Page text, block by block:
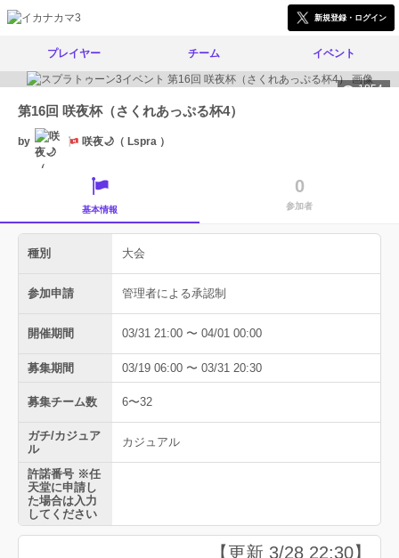
新規登録・ログイン
プレイヤー チーム イベント
1854
第16回 咲夜杯（さくれあっぷる杯4）
by 咲夜🌙（ Lspra ）
基本情報
0
参加者
種別 大会
参加申請 管理者による承認制
開催期間 03/31 21:00 〜 04/01 00:00
募集期間 03/19 06:00 〜 03/31 20:30
募集チーム数 6〜32
ガチ/カジュア
ル
カジュアル
許諾番号 ※任
天堂に申請し
た場合は入力
してください
【更新 3/28 22:30】